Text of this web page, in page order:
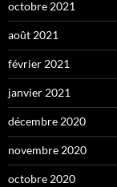
octobre 2021
août 2021
février 2021
janvier 2021
décembre 2020
novembre 2020
octobre 2020